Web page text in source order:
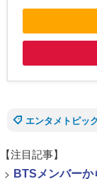
エンタメトピッ
【注目記事】
> BTSメンバー